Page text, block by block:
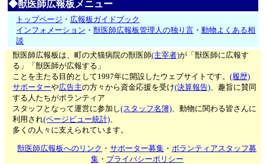
◆獣医師広報板メニュー
トップページ ・ 広報板ガイドブック
インフォメーション ・獣医師広報板管理人の独り言 ・動物よくある相
談
獣医師広報板は、町の犬猫病院の獣医師(主宰者)が「獣医師に広報す
る」「獣医師が広報する」
ことを主たる目的として1997年に開設したウェブサイトです。(履歴)
サポーターや広告主の方々から資金応援を受け(決算報告)、趣旨に賛同
する人たちがボランティア
スタッフとなって運営に参加し(スタッフ名簿)、動物に関わる皆さんに
利用され(ページビュー統計)、
多くの人々に支えられています。
獣医師広報板へのリンク ・サポーター募集 ・ボランティアスタッフ募
集・ プライバシーポリシー